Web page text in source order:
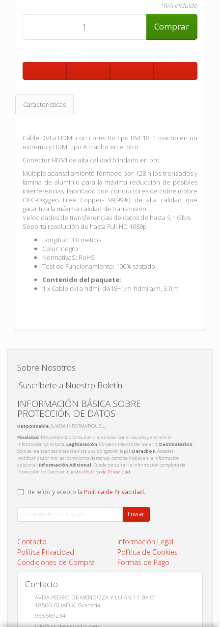
*IVA Incluido
Comprar
Características
Cable DVI a HDMI con conector tipo DVI 18+1 macho en un
extremo y HDMI tipo A macho en el otro
Conector HDMI de alta calidad blindado en oro.
Múltiple apantallamiento formado por 128 hilos trenzados y
lámina de aluminio para la máxima reducción de posibles
interferencias. Fabricado con conductores de cobre (cobre
OFC-Oxygen Free Copper- 99,99%) de alta calidad que
garantiza la máxima calidad de transmisión.
Velocidades de transferencias de datos de hasta 5,1 Gb/s
Soporta resolución de hasta Full-HD 1080p
Longitud: 3.0 metros
Color: negro
NormativaS: RoHS
Test de Funcionamiento: 100% testado
Contenido del paquete:
1 x Cable dvi a hdmi, dvi18+1/m-hdmi a/m, 3.0 m
Sobre Nosotros
¡Suscríbete a Nuestro Boletín!
INFORMACIÓN BÁSICA SOBRE
PROTECCIÓN DE DATOS
Responsable: JUAISA INFORMATICA, S.L.
Finalidad: Responder las consultas planteadas por el usuario y enviarle la
información solicitada;Legitimación: Consentimiento del usuario;Destinatarios:
Solo se realizan cesiones si existe una obligación legal;Derechos: Acceder,
rectificar y suprimir, así como otros derechos, como se indica en la información
adicional;Información Adicional: Puede consultar la información completa de
Protección de Datos en nuestra Política de Privacidad.
He leído y acepto la Política de Privacidad.
Enviar
Contacto
Información Legal
Política Privacidad
Política de Cookies
Condiciones de Compra
Formas de Pago
Contacto
AVDA PEDRO DE MENDOZA Y LUJAN 11 BAJO
18500 GUADIX, Granada
958669234